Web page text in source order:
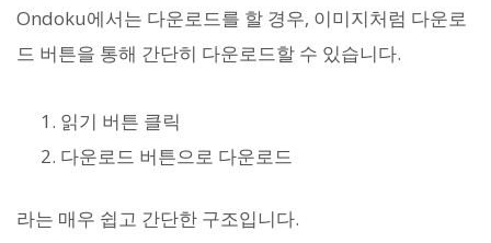
Ondoku에서는 다운로드를 할 경우, 이미지처럼 다운로
드 버튼을 통해 간단히 다운로드할 수 있습니다.
읽기 버튼 클릭
다운로드 버튼으로 다운로드
라는 매우 쉽고 간단한 구조입니다.